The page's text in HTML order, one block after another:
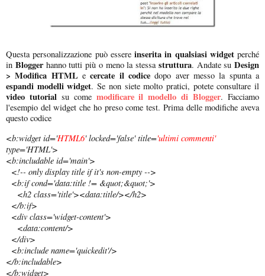
Questa personalizzazione può essereinserita in qualsiasi widgetperché
in Bloggerhanno tutti più o meno la stessa struttura. Andate su Design
> Modifica HTMLecercate il codice dopo aver messo la spunta a
espandi modelli widget. Se non siete molto pratici, potete consultare il
video tutorialsu come modificare il modello di Blogger. Facciamo
l'esempio del widget che ho preso come test. Prima delle modifiche aveva
questo codice
<b:widget id='HTML6' locked='false' title='ultimi commenti'
type='HTML'>
<b:includable id='main'>
<!-- only display title if it's non-empty -->
<b:if cond='data:title != &quot;&quot;'>
<h2 class='title'><data:title/></h2>
</b:if>
<div class='widget-content'>
<data:content/>
</div>
<b:include name='quickedit'/>
</b:includable>
</b:widget>